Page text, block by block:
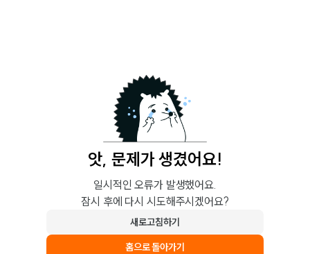
앗, 문제가 생겼어요!
일시적인 오류가 발생했어요.
잠시 후에 다시 시도해주시겠어요?
새로고침하기
홈으로 돌아가기